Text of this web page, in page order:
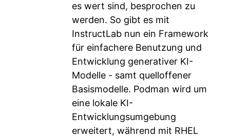
es wert sind, besprochen zu
werden. So gibt es mit
InstructLab nun ein Framework
für einfachere Benutzung und
Entwicklung generativer KI-
Modelle - samt quelloffener
Basismodelle. Podman wird um
eine lokale KI-
Entwicklungsumgebung
erweitert, während mit RHEL